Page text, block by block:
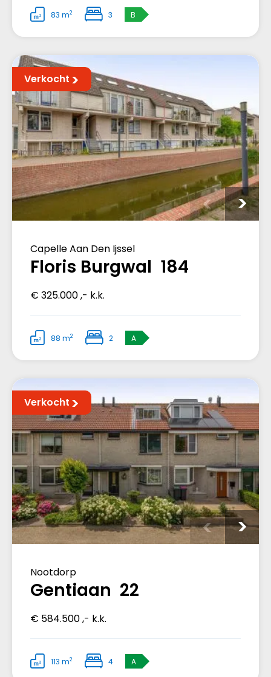
83 m2 3 B
Verkocht
Capelle Aan Den Ijssel
Floris Burgwal 184
€ 325.000 ,- k.k.
88 m2 2 A
Verkocht
Nootdorp
Gentiaan 22
€ 584.500 ,- k.k.
113 m2 4 A